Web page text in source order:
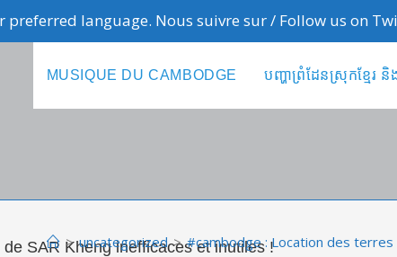
language. Nous suivre sur / Follow us on
MUSIQUE DU CAMBODGE បញ្ហាព្រំដែនស្រុកខ្មែរ និ
SAR Kheng inefficaces et inutiles !
> uncategorized > #cambodge : Location des